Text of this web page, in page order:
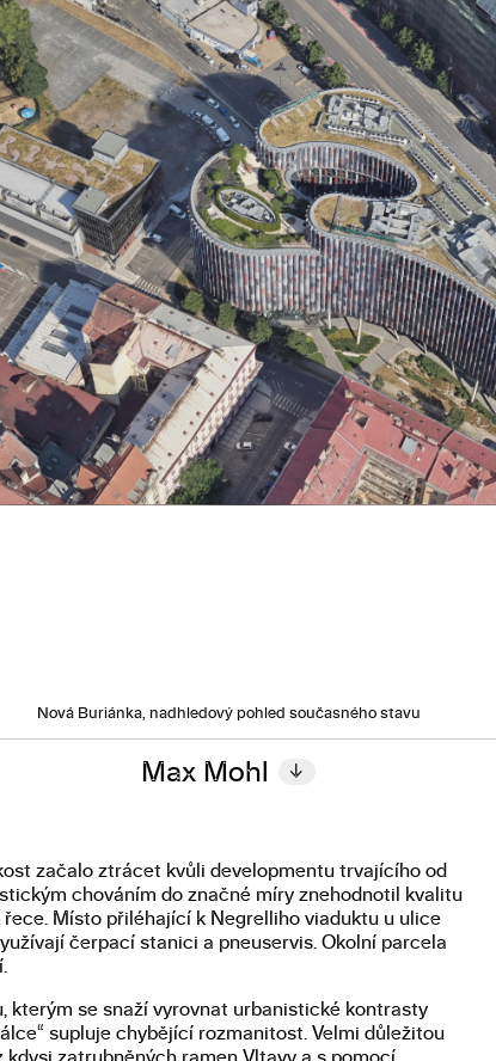
Max Mohl ↓
Nová Buriánka, nadhledový pohled současného stavu
začalo ztrácet kvůli developmentu trvajícího od
chováním do značné míry znehodnotil kvalitu
Místo přiléhající k Negrelliho viaduktu u ulice
čerpací stanici a pneuservis. Okolní parcela
kterým se snaží vyrovnat urbanistické kontrasty
supluje chybějící rozmanitost. Velmi důležitou